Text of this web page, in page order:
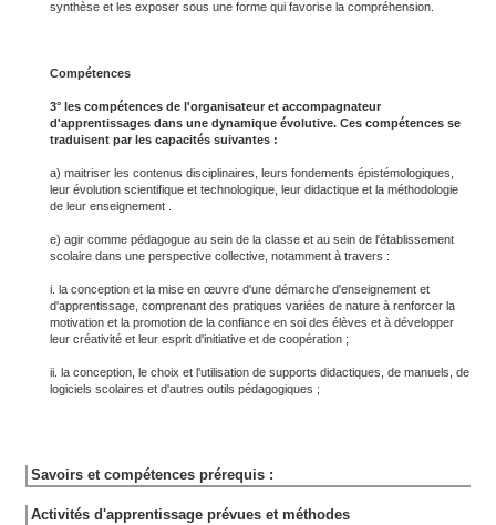
synthèse et les exposer sous une forme qui favorise la compréhension.
Compétences
3° les compétences de l'organisateur et accompagnateur
d'apprentissages dans une dynamique évolutive. Ces compétences se
traduisent par les capacités suivantes :
a) maitriser les contenus disciplinaires, leurs fondements épistémologiques,
leur évolution scientifique et technologique, leur didactique et la méthodologie
de leur enseignement .
e) agir comme pédagogue au sein de la classe et au sein de l'établissement
scolaire dans une perspective collective, notamment à travers :
i. la conception et la mise en œuvre d'une démarche d'enseignement et
d'apprentissage, comprenant des pratiques variées de nature à renforcer la
motivation et la promotion de la confiance en soi des élèves et à développer
leur créativité et leur esprit d'initiative et de coopération ;
ii. la conception, le choix et l'utilisation de supports didactiques, de manuels, de
logiciels scolaires et d'autres outils pédagogiques ;
Savoirs et compétences prérequis :
Activités d'apprentissage prévues et méthodes